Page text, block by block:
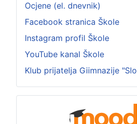
Ocjene (el. dnevnik)
Facebook stranica Škole
Instagram profil Škole
YouTube kanal Škole
Klub prijatelja Giimnazije